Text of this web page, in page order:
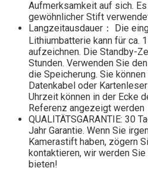
Aufmerksamkeit auf sich. Es
gewöhnlicher Stift
Langzeitausdauer： Die
Lithiumbatterie kann für ca.
aufzeichnen. Die Standby-
Stunden. Verwenden Sie
die Speicherung. Sie
Datenkabel oder
Uhrzeit können in der Ecke
Referenz angezeigt werden
QUALITÄTSGARANTIE: 30
Jahr Garantie. Wenn Sie
Kamerastift haben, zögern
kontaktieren, wir werden
bieten!